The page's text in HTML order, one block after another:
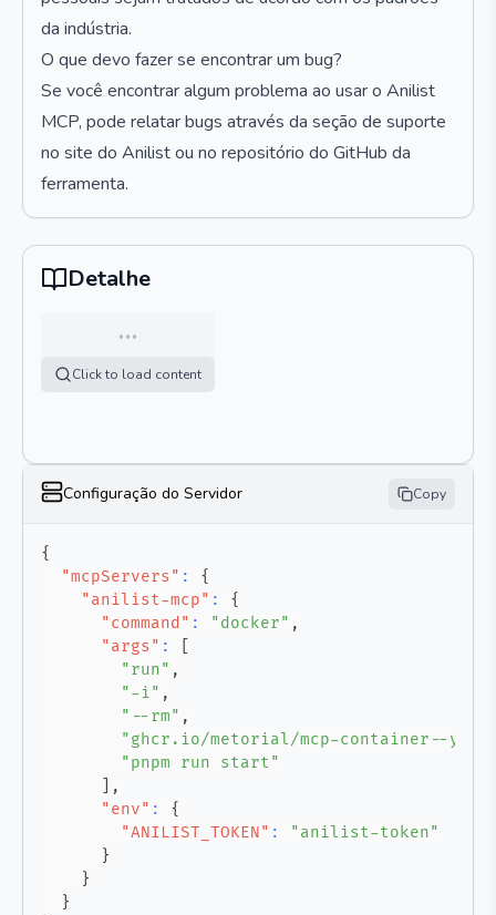
da indústria.
O que devo fazer se encontrar um bug?
Se você encontrar algum problema ao usar o Anilist
MCP, pode relatar bugs através da seção de suporte
no site do Anilist ou no repositório do GitHub da
ferramenta.
Detalhe
…
Click to load content
Configuração do Servidor Copy
{
"mcpServers" :
{
"anilist-mcp" :
{
"command" : "docker" ,
"args" :
"run" ,
"-i" ,
"--rm" ,
"ghcr.io/metorial/mcp-container--
"pnpm run start"
,
"env" :
{
"ANILIST_TOKEN" :
"anilist-token"
}
}
}